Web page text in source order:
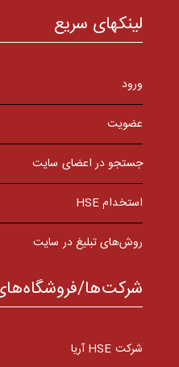
لینکهای سریع
ورود
عضویت
جستجو در اعضای سایت
استخدام HSE
روش‌های تبلیغ در سایت
شرکت‌ها/فروشگاه‌های HSE
شرکت HSE آریا